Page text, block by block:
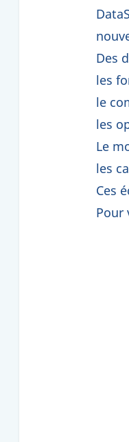
Des
les
le
les
Le
les
Ces
Pour